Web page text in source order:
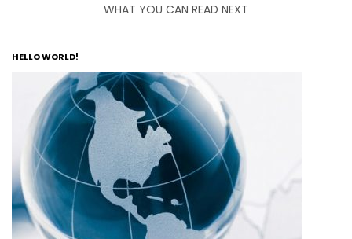
WHAT YOU CAN READ NEXT
HELLO WORLD!